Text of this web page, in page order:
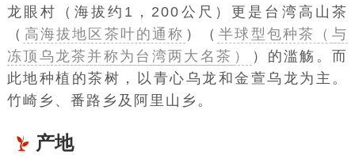
龙眼村（海拔约1，200公尺）更是台湾高山茶
（ 高海拔地区茶叶的通称 ）（ 半球型包种茶（ 与
冻顶乌龙茶并称为台湾两大名茶 ）
）的滥觞。而
此地种植的茶树，以 青心乌龙和金萱乌龙为主。
竹崎乡 、 番路乡 及阿里山乡。
产地